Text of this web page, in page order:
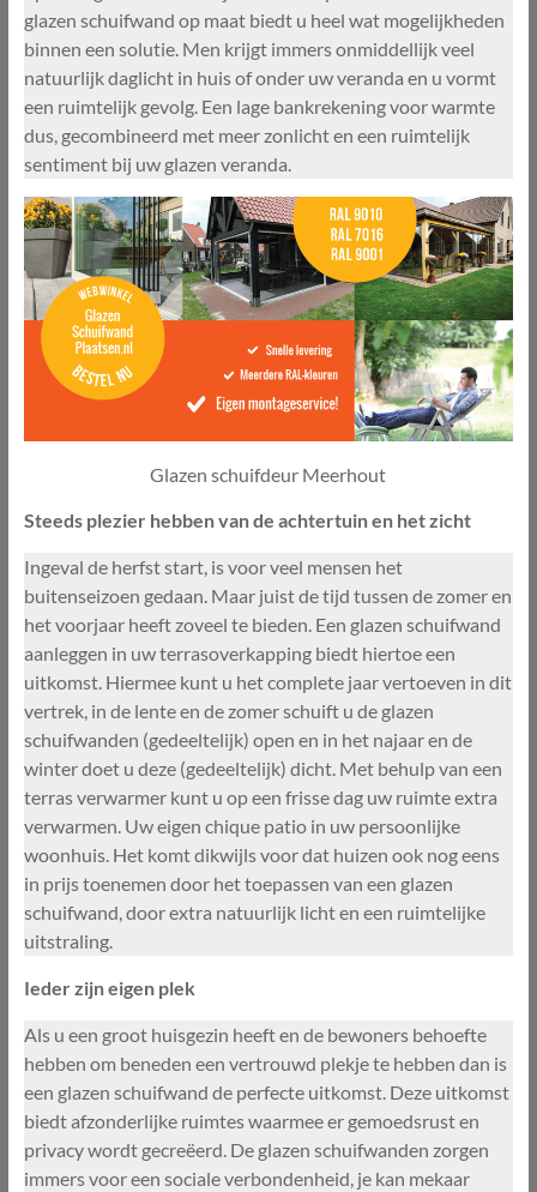
glazen schuifwand op maat biedt u heel wat mogelijkheden
binnen een solutie. Men krijgt immers onmiddellijk veel
natuurlijk daglicht in huis of onder uw veranda en u vormt
een ruimtelijk gevolg. Een lage bankrekening voor warmte
dus, gecombineerd met meer zonlicht en een ruimtelijk
sentiment bij uw glazen veranda.
Glazen schuifdeur Meerhout
Steeds plezier hebben van de achtertuin en het zicht
Ingeval de herfst start, is voor veel mensen het
buitenseizoen gedaan. Maar juist de tijd tussen de zomer en
het voorjaar heeft zoveel te bieden. Een glazen schuifwand
aanleggen in uw terrasoverkapping biedt hiertoe een
uitkomst. Hiermee kunt u het complete jaar vertoeven in dit
vertrek, in de lente en de zomer schuift u de glazen
schuifwanden (gedeeltelijk) open en in het najaar en de
winter doet u deze (gedeeltelijk) dicht. Met behulp van een
terras verwarmer kunt u op een frisse dag uw ruimte extra
verwarmen. Uw eigen chique patio in uw persoonlijke
woonhuis. Het komt dikwijls voor dat huizen ook nog eens
in prijs toenemen door het toepassen van een glazen
schuifwand, door extra natuurlijk licht en een ruimtelijke
uitstraling.
Ieder zijn eigen plek
Als u een groot huisgezin heeft en de bewoners behoefte
hebben om beneden een vertrouwd plekje te hebben dan is
een glazen schuifwand de perfecte uitkomst. Deze uitkomst
biedt afzonderlijke ruimtes waarmee er gemoedsrust en
privacy wordt gecreëerd. De glazen schuifwanden zorgen
immers voor een sociale verbondenheid, je kan mekaar